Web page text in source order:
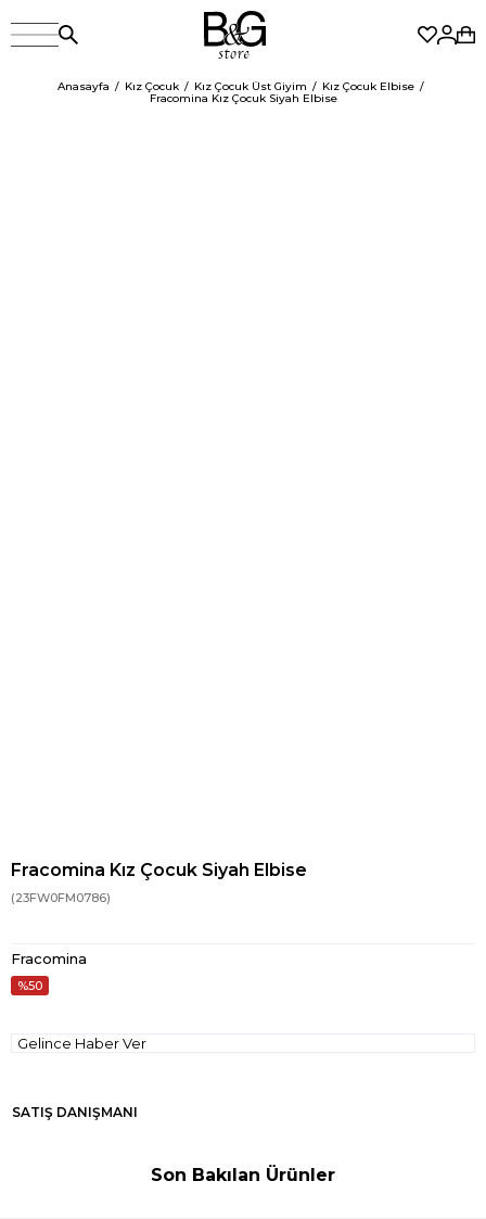
Anasayfa Kız Çocuk Kız Çocuk Üst Giyim
Kız Çocuk Elbise
Fracomina Kız Çocuk Siyah Elbise
Fracomina Kız Çocuk Siyah Elbise
(23FW0FM0786)
Fracomina
50
Gelince Haber Ver
SATIŞ DANIŞMANI
Son Bakılan Ürünler